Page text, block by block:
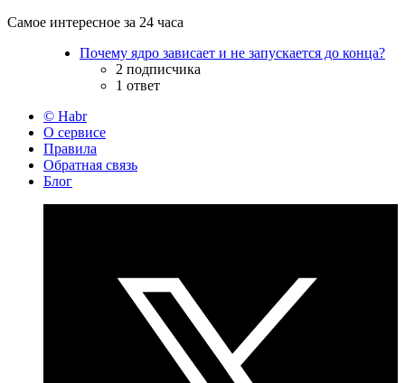
Самое интересное за 24 часа
Почему ядро зависает и не запускается до конца?
2 подписчика
1 ответ
© Habr
О сервисе
Правила
Обратная связь
Блог